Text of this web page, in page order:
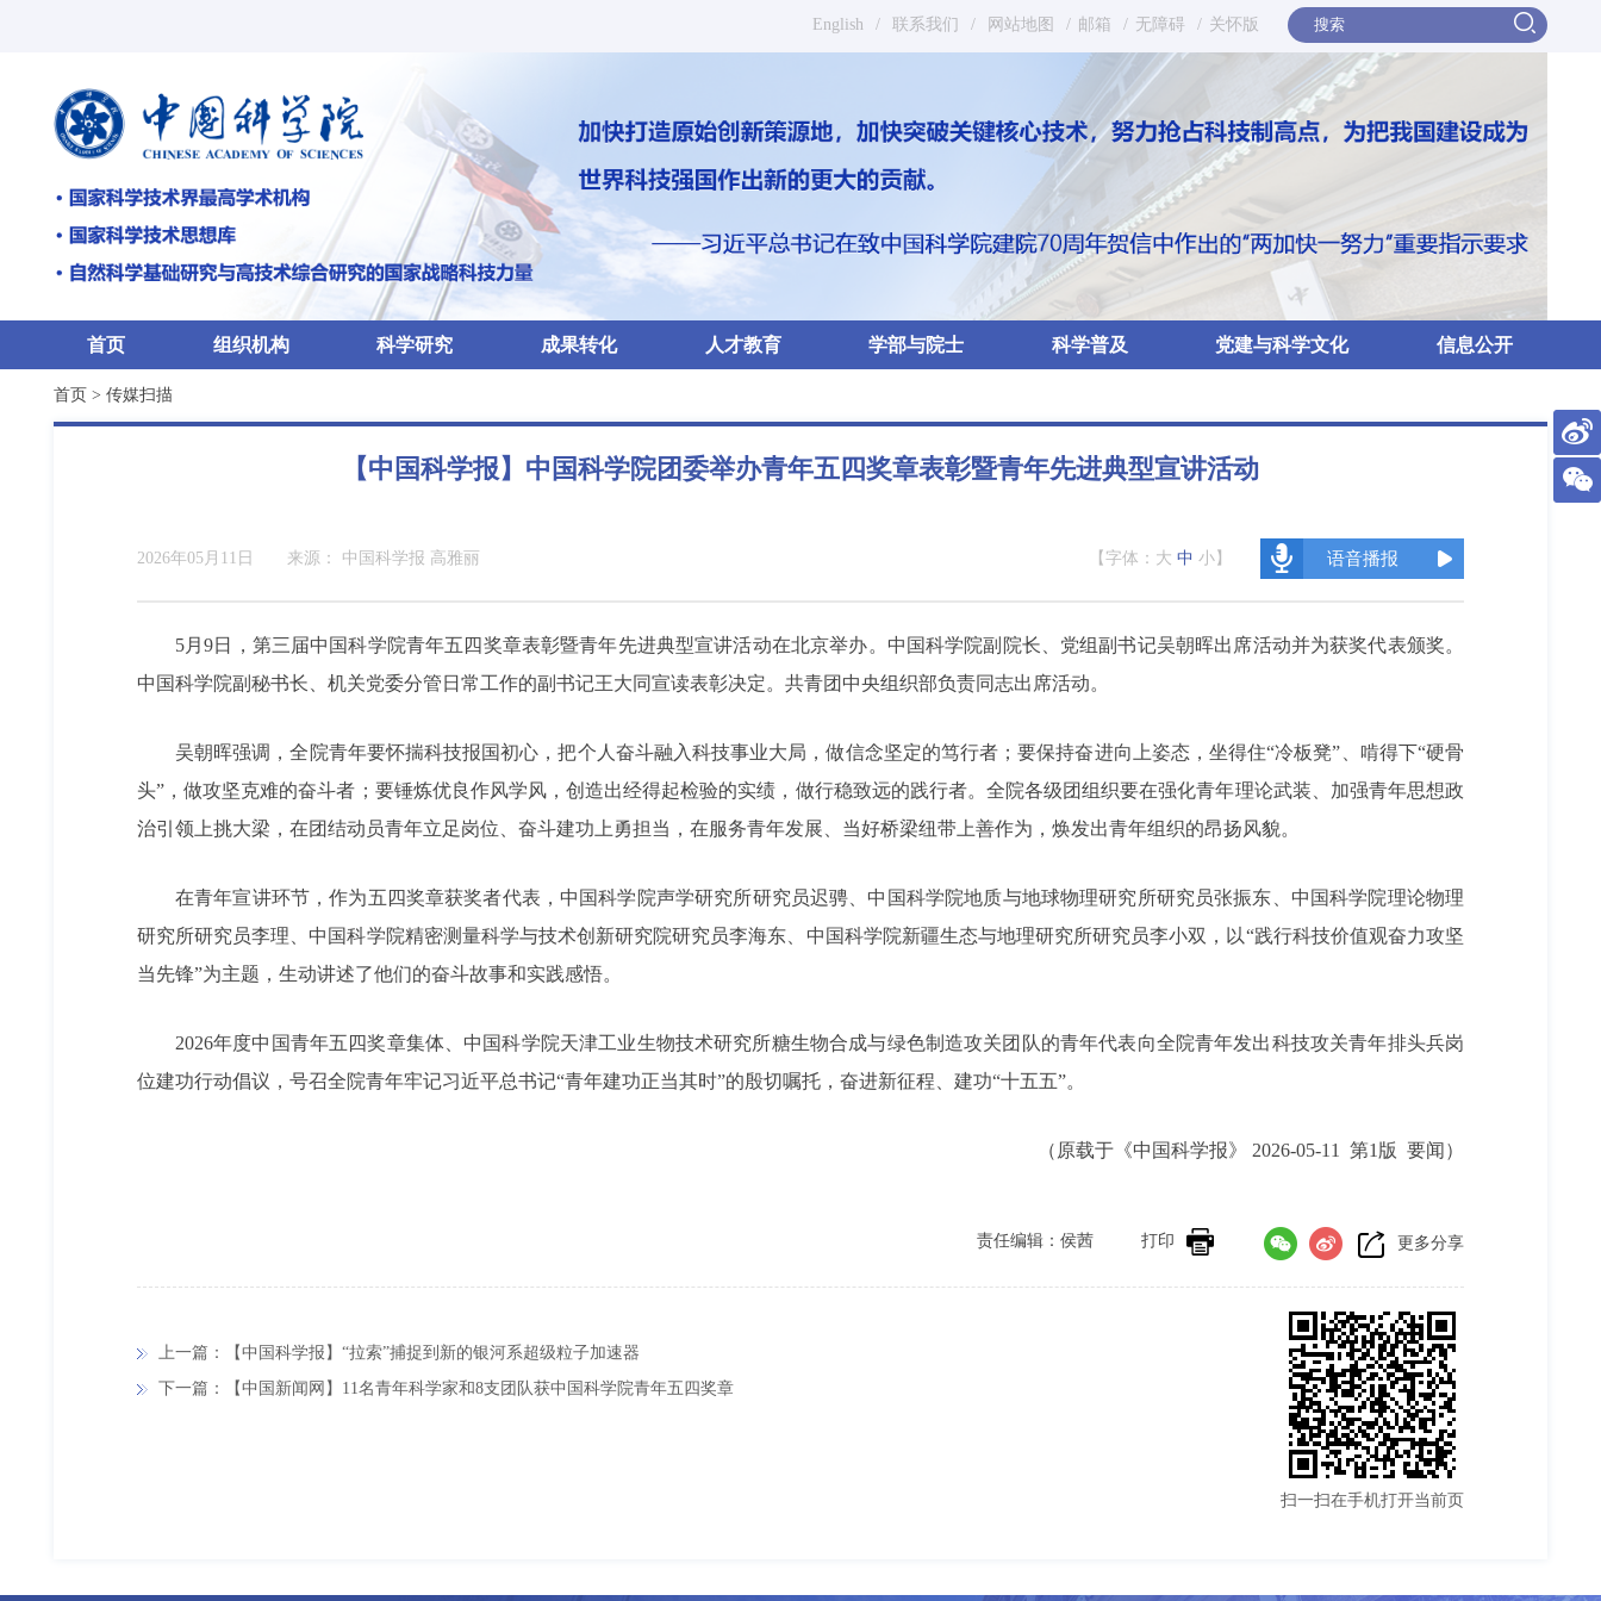
English / 联系我们 / 网站地图 / 邮箱 / 无障碍 / 关怀版
首页 组织机构 科学研究 成果转化 人才教育 学部与院士 科学普及 党建与科学文化 信息公开
首页 > 传媒扫描
【中国科学报】中国科学院团委举办青年五四奖章表彰暨青年先进典型宣讲活动
2026年05月11日 来源： 中国科学报 高雅丽 【字体： 大 中 小 】 语音播报
5月9日，第三届中国科学院青年五四奖章表彰暨青年先进典型宣讲活动在北京举办。中国科学院副院长、党组副书记吴朝晖出席活动并为获奖代表颁奖。
中国科学院副秘书长、机关党委分管日常工作的副书记王大同宣读表彰决定。共青团中央组织部负责同志出席活动。
吴朝晖强调，全院青年要怀揣科技报国初心，把个人奋斗融入科技事业大局，做信念坚定的笃行者；要保持奋进向上姿态，坐得住“冷板凳”、啃得下“硬骨
头”，做攻坚克难的奋斗者；要锤炼优良作风学风，创造出经得起检验的实绩，做行稳致远的践行者。全院各级团组织要在强化青年理论武装、加强青年思想政
治引领上挑大梁，在团结动员青年立足岗位、奋斗建功上勇担当，在服务青年发展、当好桥梁纽带上善作为，焕发出青年组织的昂扬风貌。
在青年宣讲环节，作为五四奖章获奖者代表，中国科学院声学研究所研究员迟骋、中国科学院地质与地球物理研究所研究员张振东、中国科学院理论物理
研究所研究员李理、中国科学院精密测量科学与技术创新研究院研究员李海东、中国科学院新疆生态与地理研究所研究员李小双，以“践行科技价值观奋力攻坚
当先锋”为主题，生动讲述了他们的奋斗故事和实践感悟。
2026年度中国青年五四奖章集体、中国科学院天津工业生物技术研究所糖生物合成与绿色制造攻关团队的青年代表向全院青年发出科技攻关青年排头兵岗
位建功行动倡议，号召全院青年牢记习近平总书记“青年建功正当其时”的殷切嘱托，奋进新征程、建功“十五五”。
（原载于《中国科学报》 2026-05-11 第1版 要闻）
更多分享
打印
责任编辑：侯茜
上一篇：【中国科学报】“拉索”捕捉到新的银河系超级粒子加速器
下一篇：【中国新闻网】11名青年科学家和8支团队获中国科学院青年五四奖章
扫一扫在手机打开当前页